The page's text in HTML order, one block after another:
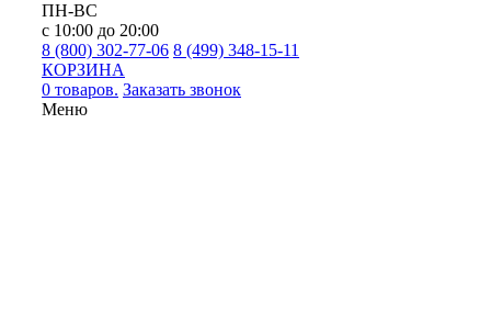
ПН-ВС
с 10:00 до 20:00
8 (800) 302-77-06 8 (499) 348-15-11
КОРЗИНА
0 товаров. Заказать звонок
Меню